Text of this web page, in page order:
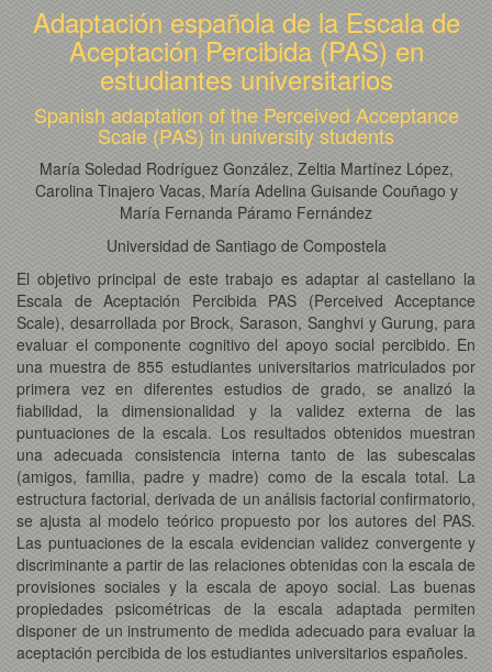
Adaptación española de la Escala de
Aceptación Percibida (PAS) en
estudiantes universitarios
Spanish adaptation of the Perceived Acceptance
Scale (PAS) in university students
María Soledad Rodríguez González, Zeltia Martínez López,
Carolina Tinajero Vacas, María Adelina Guisande Couñago y
María Fernanda Páramo Fernández
Universidad de Santiago de Compostela
El objetivo principal de este trabajo es adaptar al castellano la
Escala de Aceptación Percibida PAS (Perceived Acceptance
Scale), desarrollada por Brock, Sarason, Sanghvi y Gurung, para
evaluar el componente cognitivo del apoyo social percibido. En
una muestra de 855 estudiantes universitarios matriculados por
primera vez en diferentes estudios de grado, se analizó la
fiabilidad, la dimensionalidad y la validez externa de las
puntuaciones de la escala. Los resultados obtenidos muestran
una adecuada consistencia interna tanto de las subescalas
(amigos, familia, padre y madre) como de la escala total. La
estructura factorial, derivada de un análisis factorial confirmatorio,
se ajusta al modelo teórico propuesto por los autores del PAS.
Las puntuaciones de la escala evidencian validez convergente y
discriminante a partir de las relaciones obtenidas con la escala de
provisiones sociales y la escala de apoyo social. Las buenas
propiedades psicométricas de la escala adaptada permiten
disponer de un instrumento de medida adecuado para evaluar la
aceptación percibida de los estudiantes universitarios españoles.